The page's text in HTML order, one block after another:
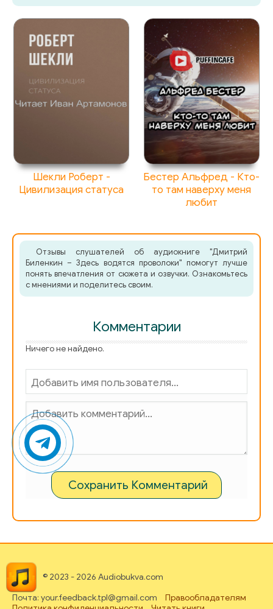
Шекли Роберт -
Цивилизация статуса
Бестер Альфред - Кто-
то там наверху меня
любит
Отзывы слушателей об аудиокниге "Дмитрий
Биленкин – Здесь водятся проволоки" помогут лучше
понять впечатления от сюжета и озвучки. Ознакомьтесь
с мнениями и поделитесь своим.
Комментарии
Ничего не найдено.
Сохранить Комментарий
© 2023 - 2026 Audiobukva.com
Почта: your.feedback.tpl@gmail.com
Правообладателям